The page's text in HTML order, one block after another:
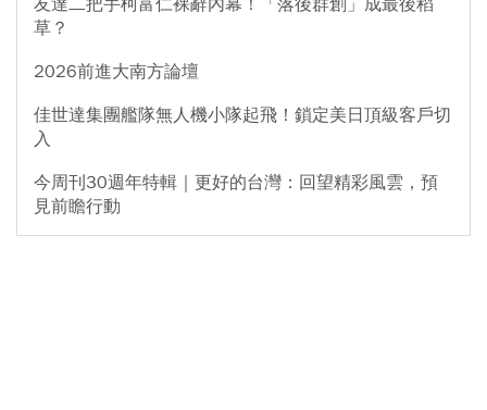
友達二把手柯富仁裸辭內幕！「落後群創」成最後稻
草？
2026前進大南方論壇
佳世達集團艦隊無人機小隊起飛！鎖定美日頂級客戶切
入
今周刊30週年特輯｜更好的台灣：回望精彩風雲，預
見前瞻行動